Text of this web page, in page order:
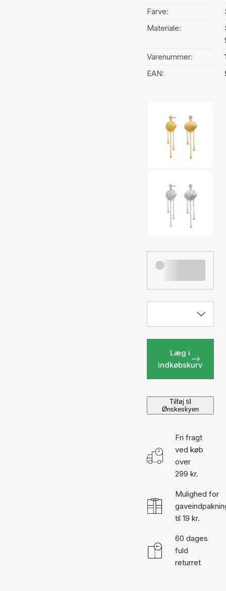
Farve:
Materiale:
Varenummer:
EAN:
Læg i
indkøbskurv
Tilføj til
Ønskeskyen
Fri fragt
ved køb
over
299 kr.
Mulighed for
til 19 kr.
60 dages
fuld
returret